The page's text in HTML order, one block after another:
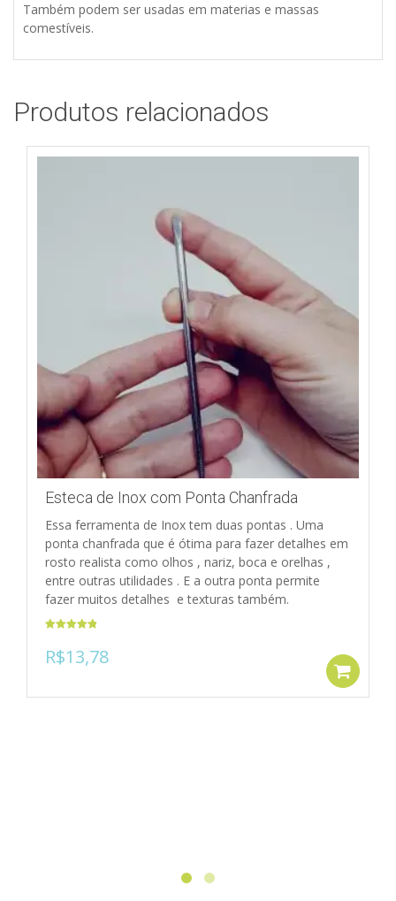
Também podem ser usadas em materias e massas
comestíveis.
Produtos relacionados
Esteca de Inox com Ponta Chanfrada
Essa ferramenta de Inox tem duas pontas . Uma
ponta chanfrada que é ótima para fazer detalhes em
rosto realista como olhos , nariz, boca e orelhas ,
entre outras utilidades . E a outra ponta permite
fazer muitos detalhes e texturas também.
5.00de 5
R$13,78